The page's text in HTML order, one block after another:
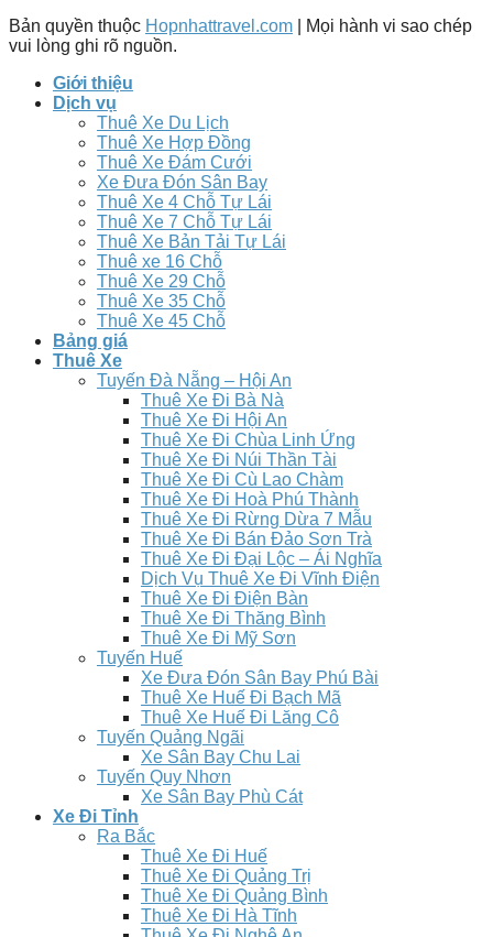
Bản quyền thuộc Hopnhattravel.com | Mọi hành vi sao chép
vui lòng ghi rõ nguồn.
Giới thiệu
Dịch vụ
Thuê Xe Du Lịch
Thuê Xe Hợp Đồng
Thuê Xe Đám Cưới
Xe Đưa Đón Sân Bay
Thuê Xe 4 Chỗ Tự Lái
Thuê Xe 7 Chỗ Tự Lái
Thuê Xe Bản Tải Tự Lái
Thuê xe 16 Chỗ
Thuê Xe 29 Chỗ
Thuê Xe 35 Chỗ
Thuê Xe 45 Chỗ
Bảng giá
Thuê Xe
Tuyến Đà Nẵng – Hội An
Thuê Xe Đi Bà Nà
Thuê Xe Đi Hội An
Thuê Xe Đi Chùa Linh Ứng
Thuê Xe Đi Núi Thần Tài
Thuê Xe Đi Cù Lao Chàm
Thuê Xe Đi Hoà Phú Thành
Thuê Xe Đi Rừng Dừa 7 Mẫu
Thuê Xe Đi Bán Đảo Sơn Trà
Thuê Xe Đi Đại Lộc – Ái Nghĩa
Dịch Vụ Thuê Xe Đi Vĩnh Điện
Thuê Xe Đi Điện Bàn
Thuê Xe Đi Thăng Bình
Thuê Xe Đi Mỹ Sơn
Tuyến Huế
Xe Đưa Đón Sân Bay Phú Bài
Thuê Xe Huế Đi Bạch Mã
Thuê Xe Huế Đi Lăng Cô
Tuyến Quảng Ngãi
Xe Sân Bay Chu Lai
Tuyến Quy Nhơn
Xe Sân Bay Phù Cát
Xe Đi Tỉnh
Ra Bắc
Thuê Xe Đi Huế
Thuê Xe Đi Quảng Trị
Thuê Xe Đi Quảng Bình
Thuê Xe Đi Hà Tĩnh